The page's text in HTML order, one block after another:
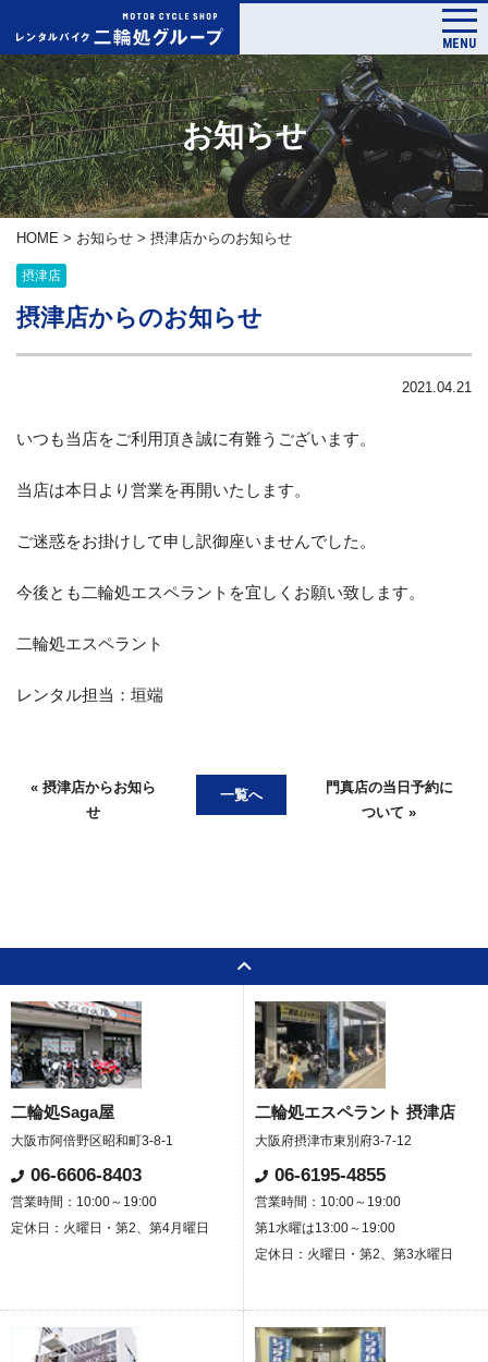
MENU
お知らせ
HOME > お知らせ > 摂津店からのお知らせ
摂津店
摂津店からのお知らせ
2021.04.21
いつも当店をご利用頂き誠に有難うございます。
当店は本日より営業を再開いたします。
ご迷惑をお掛けして申し訳御座いませんでした。
今後とも二輪処エスペラントを宜しくお願い致します。
二輪処エスペラント
レンタル担当：垣端
« 摂津店からお知ら
せ
一覧へ
門真店の当日予約に
ついて »
二輪処Saga屋
大阪市阿倍野区昭和町3-8-1
06-6606-8403
営業時間：10:00～19:00
定休日：火曜日・第2、第4月曜日
二輪処エスペラント 摂津店
大阪府摂津市東別府3-7-12
06-6195-4855
営業時間：10:00～19:00
第1水曜は13:00～19:00
定休日：火曜日・第2、第3水曜日
お客様の声
スタッフブログ
English Site
WEB予約